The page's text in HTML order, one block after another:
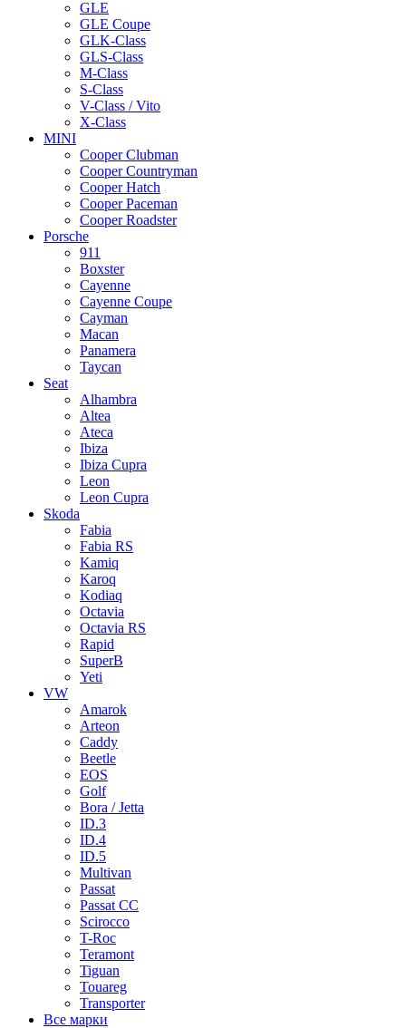
GLE
GLE Coupe
GLK-Class
GLS-Class
M-Class
S-Class
V-Class / Vito
X-Class
MINI
Cooper Clubman
Cooper Countryman
Cooper Hatch
Cooper Paceman
Cooper Roadster
Porsche
911
Boxster
Cayenne
Cayenne Coupe
Cayman
Macan
Panamera
Taycan
Seat
Alhambra
Altea
Ateca
Ibiza
Ibiza Cupra
Leon
Leon Cupra
Skoda
Fabia
Fabia RS
Kamiq
Karoq
Kodiaq
Octavia
Octavia RS
Rapid
SuperB
Yeti
VW
Amarok
Arteon
Caddy
Beetle
EOS
Golf
Bora / Jetta
ID.3
ID.4
ID.5
Multivan
Passat
Passat CC
Scirocco
T-Roc
Teramont
Tiguan
Touareg
Transporter
Все марки